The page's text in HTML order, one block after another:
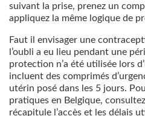
suivant la prise, prenez un
appliquez la même logique de
Faut il envisager une
l’oubli a eu lieu pendant une
protection n’a été utilisée lors
incluent des comprimés
utérin posé dans les 5 jours.
pratiques en Belgique,
récapitule l’accès et les délais